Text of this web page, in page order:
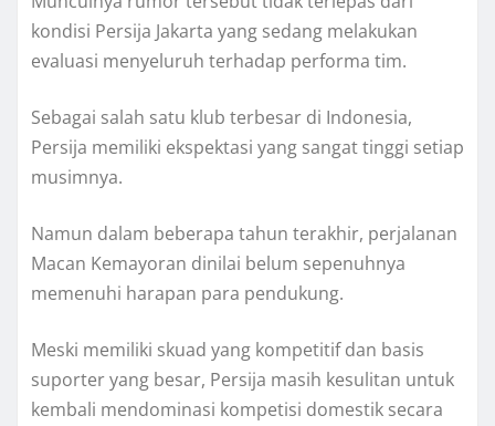
kondisi Persija Jakarta yang sedang melakukan
evaluasi menyeluruh terhadap performa tim.
Sebagai salah satu klub terbesar di Indonesia,
Persija memiliki ekspektasi yang sangat tinggi setiap
musimnya.
Namun dalam beberapa tahun terakhir, perjalanan
Macan Kemayoran dinilai belum sepenuhnya
memenuhi harapan para pendukung.
Meski memiliki skuad yang kompetitif dan basis
suporter yang besar, Persija masih kesulitan untuk
kembali mendominasi kompetisi domestik secara